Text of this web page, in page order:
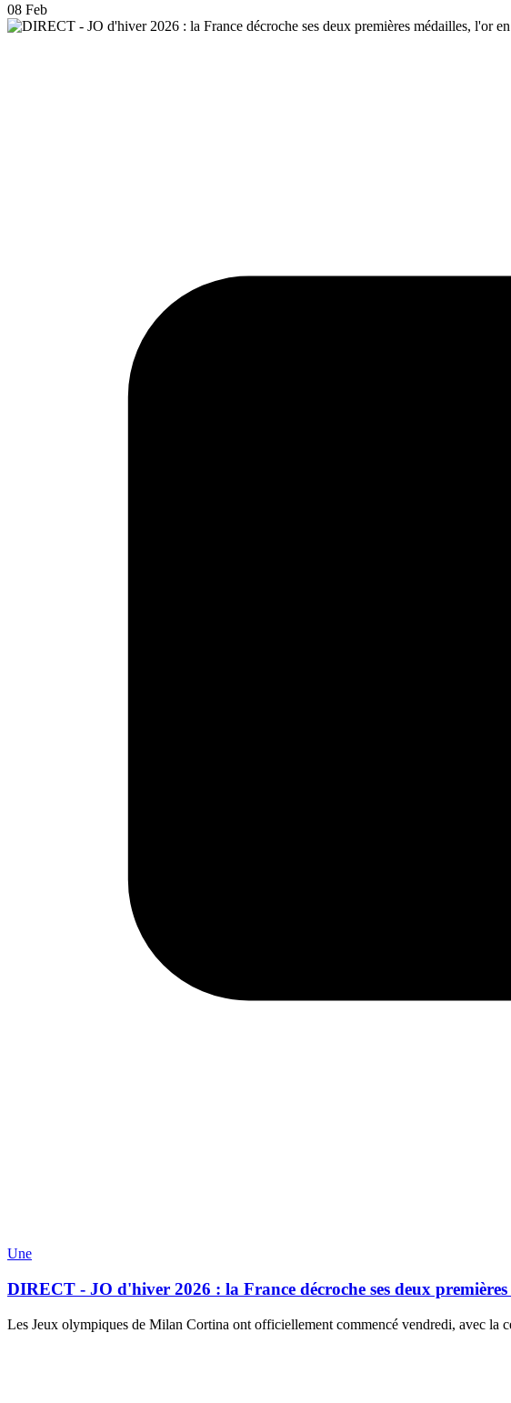
08 Feb
Une
DIRECT - JO d'hiver 2026 : la France décroche ses deux
Les Jeux olympiques de Milan Cortina ont officiellement commencé vendredi, avec la